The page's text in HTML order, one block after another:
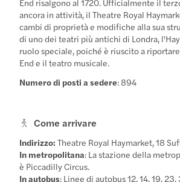
ancora in attività, il Theatre Royal
cambi di proprietà e modifiche alla sua
di uno dei teatri più antichi di Londra,
ruolo speciale, poiché è riuscito a
End e il teatro musicale.
Numero di posti a sedere: 894
Come arrivare
Indirizzo: Theatre Royal Haymarket, 18
In metropolitana: La stazione della
è Piccadilly Circus.
In autobus: Linee di autobus 12, 14, 19,